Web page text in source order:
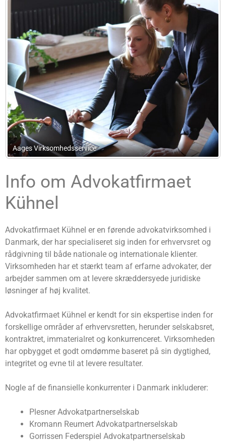
Advokat Knud Vedelsby
Info om Advokatfirmaet
Kühnel
Advokatfirmaet Kühnel er en førende advokatvirksomhed i
Danmark, der har specialiseret sig inden for erhvervsret og
rådgivning til både nationale og internationale klienter.
Virksomheden har et stærkt team af erfarne advokater, der
arbejder sammen om at levere skræddersyede juridiske
løsninger af høj kvalitet.
Advokatfirmaet Kühnel er kendt for sin ekspertise inden for
forskellige områder af erhvervsretten, herunder selskabsret,
kontraktret, immaterialret og konkurrenceret. Virksomheden
har opbygget et godt omdømme baseret på sin dygtighed,
integritet og evne til at levere resultater.
Nogle af de finansielle konkurrenter i Danmark inkluderer:
Plesner Advokatpartnerselskab
Kromann Reumert Advokatpartnerselskab
Gorrissen Federspiel Advokatpartnerselskab